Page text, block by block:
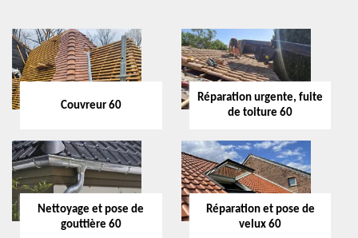
Couvreur 60
Réparation urgente, fuite
de toiture 60
Nettoyage et pose de
gouttière 60
Réparation et pose de
velux 60